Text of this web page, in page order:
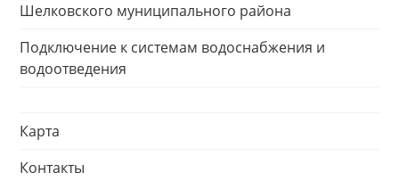
Шелковского муниципального района
Подключение к системам водоснабжения и
водоотведения
Карта
Контакты